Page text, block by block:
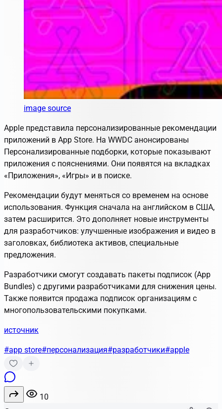
image source
Apple представила персонализированные рекомендации
приложений в App Store. На WWDC анонсированы
Персонализированные подборки, которые показывают
приложения с пояснениями. Они появятся на вкладках
«Приложения», «Игры» и в поиске.
Рекомендации будут меняться со временем на основе
использования. Функция сначала на английском в США,
затем расширится. Это дополняет новые инструменты
для разработчиков: улучшенные изображения и видео в
заголовках, библиотека активов, специальные
предложения.
Разработчики смогут создавать пакеты подписок (App
Bundles) с другими разработчиками для снижения цены.
Также появится продажа подписок организациям с
многопользовательскими покупками.
источник
#app store#персонализация#разработчики#apple
10